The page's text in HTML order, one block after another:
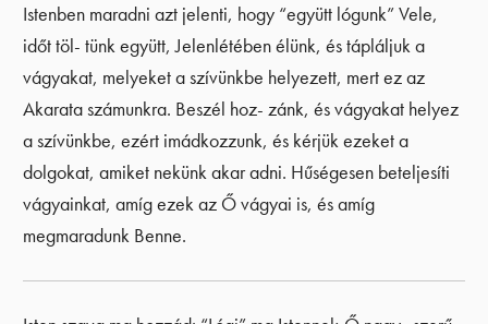
Istenben maradni azt jelenti, hogy “együtt lógunk” Vele,
időt töl- tünk együtt, Jelenlétében élünk, és tápláljuk a
vágyakat, melyeket a szívünkbe helyezett, mert ez az
Akarata számunkra. Beszél hoz- zánk, és vágyakat helyez
a szívünkbe, ezért imádkozzunk, és kérjük ezeket a
dolgokat, amiket nekünk akar adni. Hűségesen beteljesíti
vágyainkat, amíg ezek az Ő vágyai is, és amíg
megmaradunk Benne.